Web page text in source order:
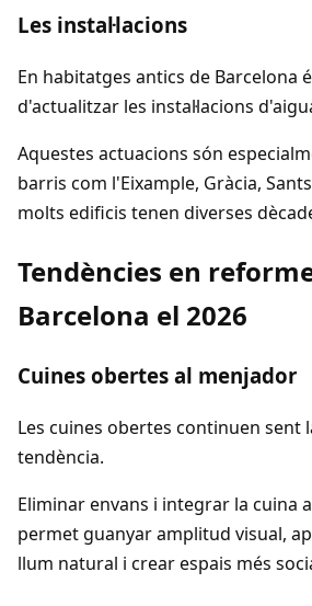
Les instal·lacions
En habitatges antics de Barcelona
d'actualitzar les instal·lacions
Aquestes actuacions són
barris com l'Eixample, Gràcia,
molts edificis tenen diverses
Tendències en
Barcelona el 2026
Cuines obertes al menjador
Les cuines obertes continuen sent
tendència.
Eliminar envans i integrar la cuina
permet guanyar amplitud visual,
llum natural i crear espais més